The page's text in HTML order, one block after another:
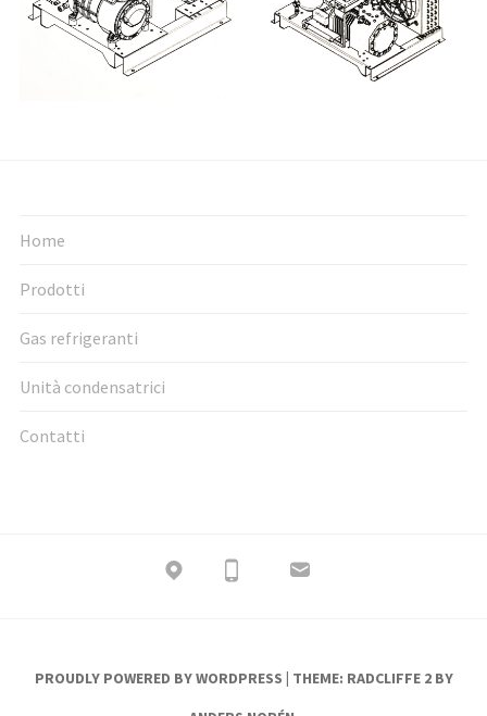
Home
Prodotti
Gas refrigeranti
Unità condensatrici
Contatti
PROUDLY POWERED BY WORDPRESS | THEME: RADCLIFFE 2 BY